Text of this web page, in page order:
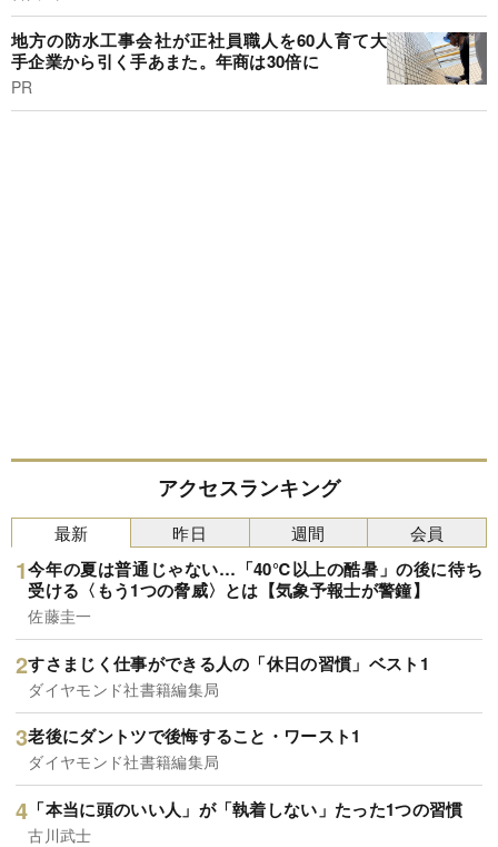
地方の防水工事会社が正社員職人を60人育て大
手企業から引く手あまた。年商は30倍に
PR
アクセスランキング
最新
今年の夏は普通じゃない…「40℃以上の酷暑」の後に待ち
受ける〈もう1つの脅威〉とは【気象予報士が警鐘】
佐藤圭一
すさまじく仕事ができる人の「休日の習慣」ベスト1
ダイヤモンド社書籍編集局
老後にダントツで後悔すること・ワースト1
ダイヤモンド社書籍編集局
「本当に頭のいい人」が「執着しない」たった1つの習慣
古川武士
昨日 週間 会員